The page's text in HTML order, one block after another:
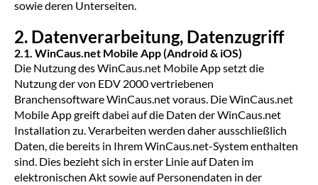
sowie deren Unterseiten.
2. Datenverarbeitung, Datenzugriff
2.1. WinCaus.net Mobile App (Android & iOS)
Die Nutzung des WinCaus.net Mobile App setzt die
Nutzung der von EDV 2000 vertriebenen
Branchensoftware WinCaus.net voraus. Die WinCaus.net
Mobile App greift dabei auf die Daten der WinCaus.net
Installation zu. Verarbeiten werden daher ausschließlich
Daten, die bereits in Ihrem WinCaus.net-System enthalten
sind. Dies bezieht sich in erster Linie auf Daten im
elektronischen Akt sowie auf Personendaten in der